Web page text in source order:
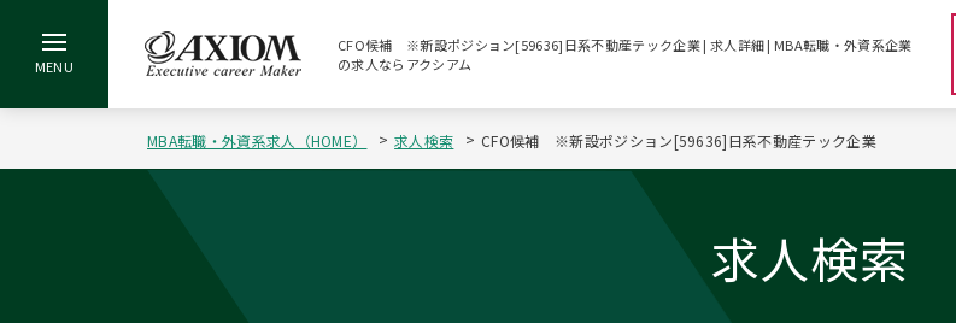
CFO候補 ※新設ポジション[59636]日系不動産テック企業 | 求人詳細 | MBA転職・外資系企業
の求人ならアクシアム
MBA転職・外資系求人（HOME） 求人検索 CFO候補 ※新設ポジション[59636]日系不動産テック企業
求人検索